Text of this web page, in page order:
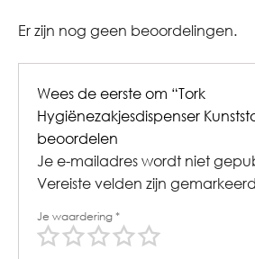
Er zijn nog geen beoordelingen.
Wees de eerste om “Tork
Hygiënezakjesdispenser
beoordelen
Je e-mailadres wordt niet
Vereiste velden zijn
Je waardering*